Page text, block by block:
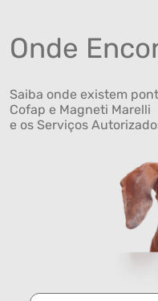
Onde
Saiba onde existem
Cofap e Magneti Marelli
e os Serviços